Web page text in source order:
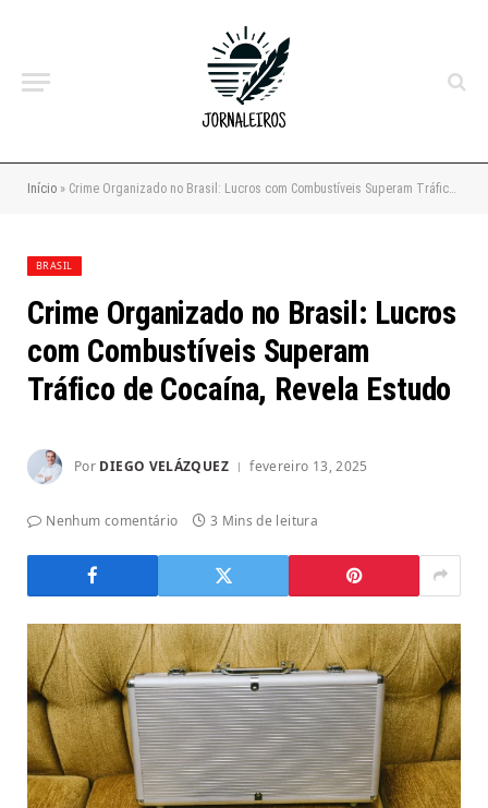
Início » Crime Organizado no Brasil: Lucros com Combustíveis Superam Tráfico de Cocaína, Revela Estudo
BRASIL
Crime Organizado no Brasil: Lucros
com Combustíveis Superam
Tráfico de Cocaína, Revela Estudo
Por DIEGO VELÁZQUEZ fevereiro 13, 2025
Nenhum comentário 3 Mins de leitura